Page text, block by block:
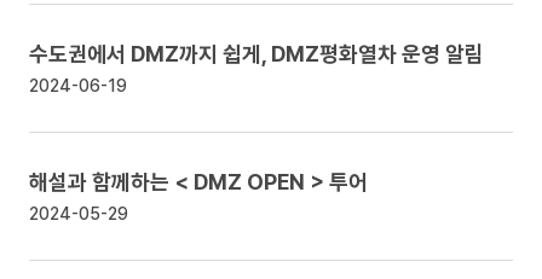
수도권에서 DMZ까지 쉽게, DMZ평화열차 운영 알림
2024-06-19
해설과 함께하는 < DMZ OPEN > 투어
2024-05-29